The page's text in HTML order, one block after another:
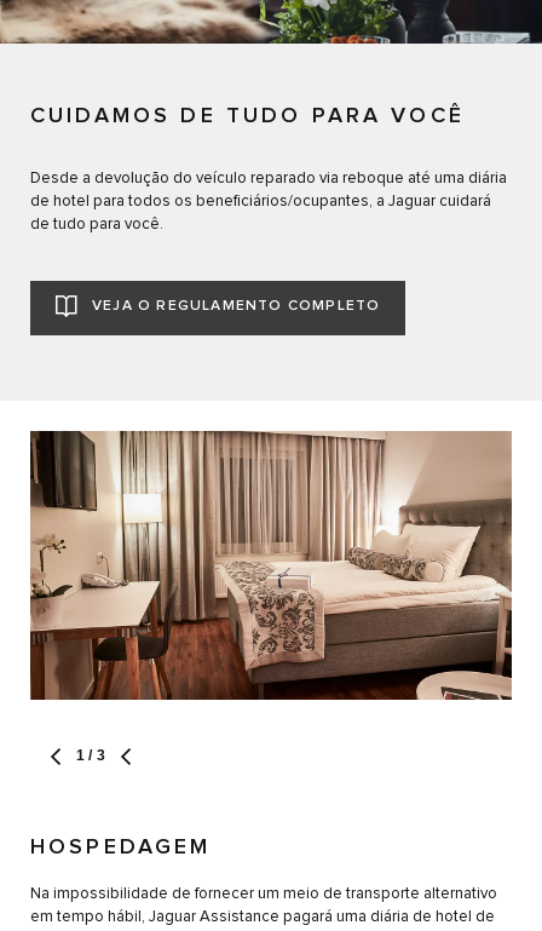
CUIDAMOS DE TUDO PARA VOCÊ
Desde a devolução do veículo reparado via reboque até uma diária
de hotel para todos os beneficiários/ocupantes, a Jaguar cuidará
de tudo para você.
VEJA O REGULAMENTO COMPLETO
1 / 3
HOSPEDAGEM
Na impossibilidade de fornecer um meio de transporte alternativo
em tempo hábil, Jaguar Assistance pagará uma diária de hotel de